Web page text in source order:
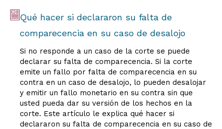
Qué hacer si declararon su falta de
comparecencia en su caso de desalojo
Si no responde a un caso de la corte se puede
declarar su falta de comparecencia. Si la corte
emite un fallo por falta de comparecencia en su
contra en un caso de desalojo, lo pueden desalojar
y emitir un fallo monetario en su contra sin que
usted pueda dar su versión de los hechos en la
corte. Este artículo le explica qué hacer si
declararon su falta de comparecencia en su caso de